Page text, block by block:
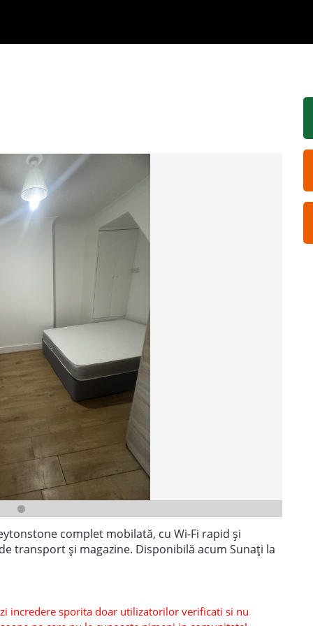
complet mobilată, cu Wi-Fi rapid și
transport și magazine. Disponibilă acum Sunați la
incredere sporita doar utilizatorilor verificati si nu